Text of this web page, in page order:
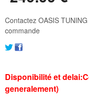
Contactez OASIS
commande
Disponibilité et
generalement)